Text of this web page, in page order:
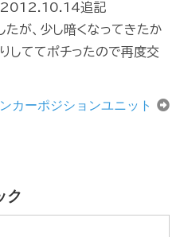
#2012.10.14追記
が、少し暗くなってきたか
しててポチったので再度交
カーポジションユニット
ク